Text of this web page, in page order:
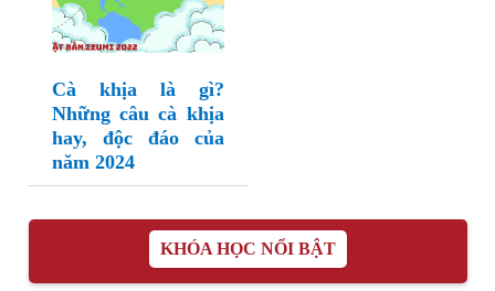
Cà khịa là gì?
Những câu cà khịa
hay, độc đáo của
năm 2024
KHÓA HỌC NỔI BẬT